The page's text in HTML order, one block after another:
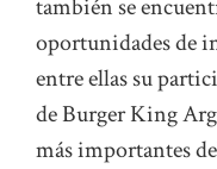
también se
oportunidades de
entre ellas su
de Burger King
más importantes